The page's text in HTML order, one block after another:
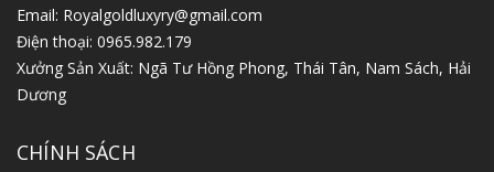
Email: Royalgoldluxyry@gmail.com
Điện thoại: 0965.982.179
Xưởng Sản Xuất: Ngã Tư Hồng Phong, Thái Tân, Nam Sách, Hải
Dương
CHÍNH SÁCH